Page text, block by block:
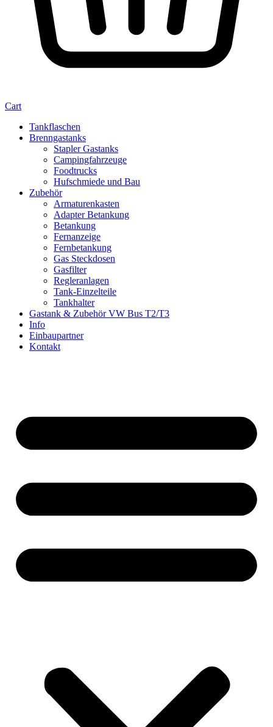
Cart
Tankflaschen
Brenngastanks
Stapler Gastanks
Campingfahrzeuge
Foodtrucks
Hufschmiede und Bau
Zubehör
Armaturenkasten
Adapter Betankung
Betankung
Fernanzeige
Fernbetankung
Gas Steckdosen
Gasfilter
Regleranlagen
Tank-Einzelteile
Tankhalter
Gastank & Zubehör VW Bus T2/T3
Info
Einbaupartner
Kontakt